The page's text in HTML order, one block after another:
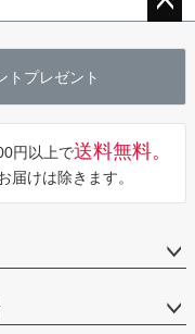
へ
トプレゼント
円以上で送料無料。
届けは除きます。